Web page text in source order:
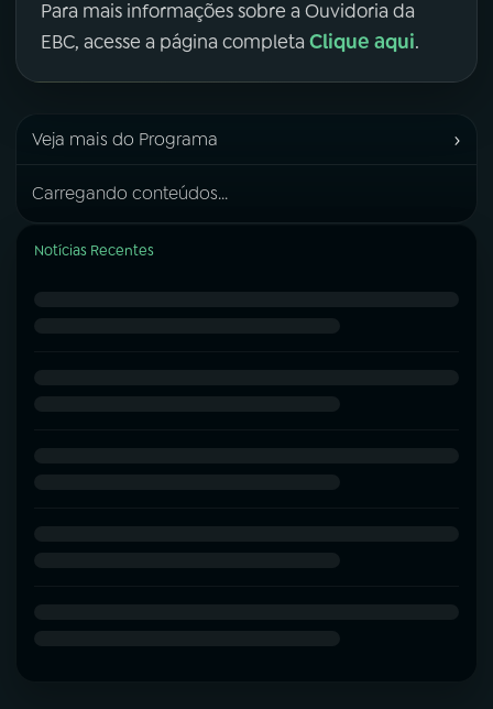
Para mais informações sobre a Ouvidoria da
EBC, acesse a página completa Clique aqui.
Veja mais do Programa ›
Carregando conteúdos...
Notícias Recentes